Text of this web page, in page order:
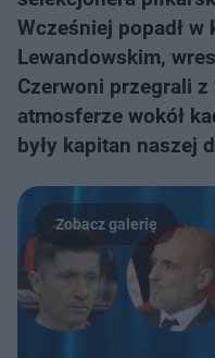
Wcześniej popadł
Lewandowskim,
Czerwoni przegrali
atmosferze wokół
były kapitan naszej